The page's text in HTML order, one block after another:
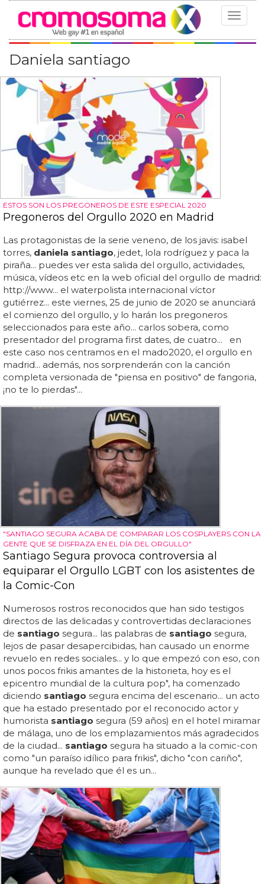
Toggle
Daniela santiago
ESTOS SON LOS PREGONEROS DE ESTE ESPECIAL 2020
Pregoneros del Orgullo 2020 en Madrid
Las protagonistas de la serie veneno, de los javis: isabel
torres, daniela santiago, jedet, lola rodríguez y paca la
piraña... puedes ver esta salida del orgullo, actividades,
música, vídeos etc en la web oficial del orgullo de madrid:
http://www... el waterpolista internacional víctor
gutiérrez... este viernes, 25 de junio de 2020 se anunciará
el comienzo del orgullo, y lo harán los pregoneros
seleccionados para este año... carlos sobera, como
presentador del programa first dates, de cuatro... en
este caso nos centramos en el mado2020, el orgullo en
madrid... además, nos sorprenderán con la canción
completa versionada de "piensa en positivo" de fangoria,
¡no te lo pierdas"...
"SANTIAGO SEGURA ACABA DE COMPARAR LOS COSPLAYERS CON LA
GENTE QUE SE DISFRAZA EN EL DÍA DEL ORGULLO"
Santiago Segura provoca controversia al
equiparar el Orgullo LGBT con los asistentes de
la Comic-Con
Numerosos rostros reconocidos que han sido testigos
directos de las delicadas y controvertidas declaraciones
de santiago segura... las palabras de santiago segura,
lejos de pasar desapercibidas, han causado un enorme
revuelo en redes sociales... y lo que empezó con eso, con
unos pocos frikis amantes de la historieta, hoy es el
epicentro mundial de la cultura pop", ha comenzado
diciendo santiago segura encima del escenario... un acto
que ha estado presentado por el reconocido actor y
humorista santiago segura (59 años) en el hotel miramar
de málaga, uno de los emplazamientos más agradecidos
de la ciudad... santiago segura ha situado a la comic-con
como "un paraíso idílico para frikis", dicho "con cariño",
aunque ha revelado que él es un...